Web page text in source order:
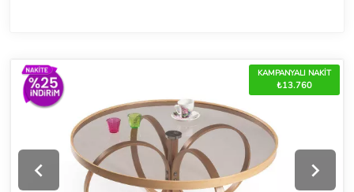
KAMPANYALI NAKİT
₺13.760